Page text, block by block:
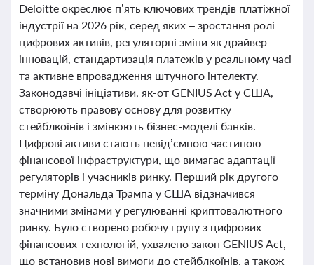
Deloitte окреслює п’ять ключових трендів платіжної
індустрії на 2026 рік, серед яких – зростання ролі
цифрових активів, регуляторні зміни як драйвер
інновацій, стандартизація платежів у реальному часі
та активне впровадження штучного інтелекту.
Законодавчі ініціативи, як-от GENIUS Act у США,
створюють правову основу для розвитку
стейблкоїнів і змінюють бізнес-моделі банків.
Цифрові активи стають невід’ємною частиною
фінансової інфраструктури, що вимагає адаптації
регуляторів і учасників ринку. Перший рік другого
терміну Дональда Трампа у США відзначився
значними змінами у регулюванні криптовалютного
ринку. Було створено робочу групу з цифрових
фінансових технологій, ухвалено закон GENIUS Act,
що встановив нові вимоги до стейблкоїнів, а також